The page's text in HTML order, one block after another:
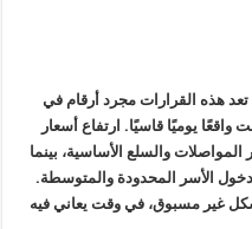
هذه القرارات مجرد أرقام في
واقعًا يوميًا قاسيًا. ارتفاع أسعار
والسلع الأساسية، بينما
دخول الأسر المحدودة والمتوسطة.
غير مسبوق، في وقت يعاني فيه